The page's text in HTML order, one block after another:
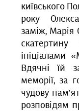
київського
року
заміж, Марія
ініціалами
Вдячні їй
меморії, за
чудову
розповідям